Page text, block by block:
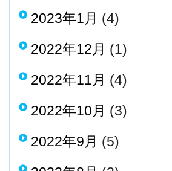
2023年1月 (4)
2022年12月 (1)
2022年11月 (4)
2022年10月 (3)
2022年9月 (5)